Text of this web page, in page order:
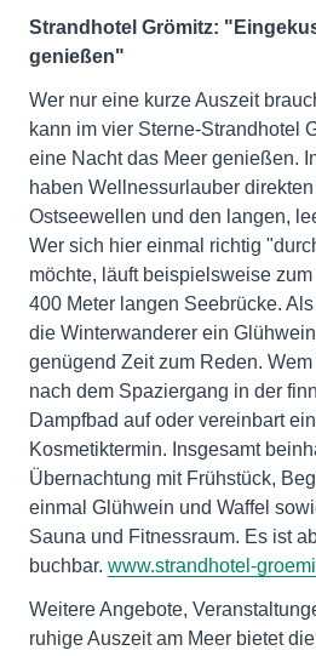
Strandhotel Grömitz:
genießen"
Wer nur eine kurze Auszeit
kann im vier Sterne-Strandhotel
eine Nacht das Meer genießen.
haben Wellnessurlauber
Ostseewellen und den langen,
Wer sich hier einmal richtig
möchte, läuft beispielsweise
400 Meter langen Seebrücke.
die Winterwanderer ein
genügend Zeit zum Reden.
nach dem Spaziergang in der
Dampfbad auf oder vereinbart
Kosmetiktermin. Insgesamt
Übernachtung mit Frühstück,
einmal Glühwein und Waffel
Sauna und Fitnessraum. Es ist
buchbar. www.strandhotel-
Weitere Angebote,
ruhige Auszeit am Meer bietet